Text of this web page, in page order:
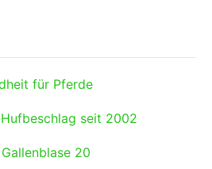
für Pferde
seit 2002
20